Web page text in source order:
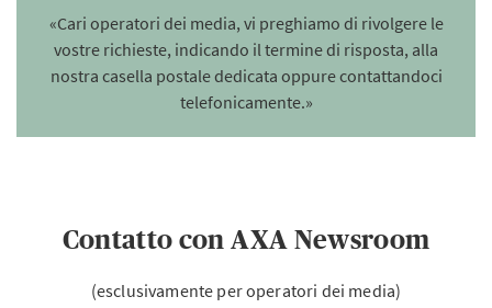
«Cari operatori dei media, vi preghiamo di rivolgere le
vostre richieste, indicando il termine di risposta, alla
nostra casella postale dedicata oppure contattandoci
telefonicamente.»
Contatto con AXA Newsroom
(esclusivamente per operatori dei media)